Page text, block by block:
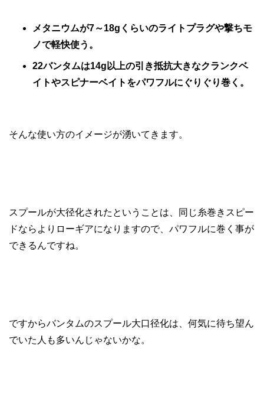
メタニウムが7～18gくらいのライトプラグや撃ちモ
ノで軽快使う。
22バンタムは14g以上の引き抵抗大きなクランクベ
イトやスピナーベイトをパワフルにぐりぐり巻く。
そんな使い方のイメージが湧いてきます。
スプールが大径化されたということは、同じ糸巻きスピー
ドならよりローギアになりますので、パワフルに巻く事が
できるんですね。
ですからバンタムのスプール大口径化は、何気に待ち望ん
でいた人も多いんじゃないかな。